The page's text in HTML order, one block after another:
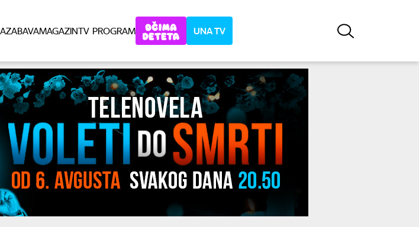
ZABAVAMAGAZINTV PROGRAM UNA TV